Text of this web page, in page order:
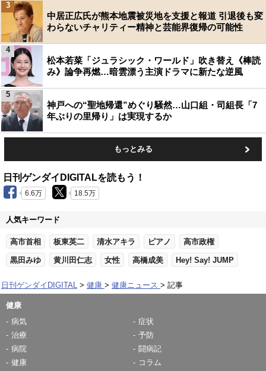
中居正広氏が熊本地震被災地を支援と報道 引退後も変
わらないチャリティー精神と芸能界復帰の可能性
3
松本若菜「ジュラシック・ワールド」吹き替え《棒読
み》論争再燃…暗雲漂う主演ドラマに新たな逆風
4
神戸への“聖地帰還”めぐり騒然…山口組・司組長「7
年ぶりの里帰り」は実現するか
5
もっとみる
日刊ゲンダイDIGITALを読もう！
6.6万 18.5万
人気キーワード
高市首相 板東英二 清水アキラ ピアノ 高市政権
黒田みゆ 黄川田仁志 女性 高橋成美 Hey! Say! JUMP
日刊ゲンダイDIGITAL 健康 健康ニュース 記事
健康
病気
症状
治療
予防
病院
闘病記
健康
コラム